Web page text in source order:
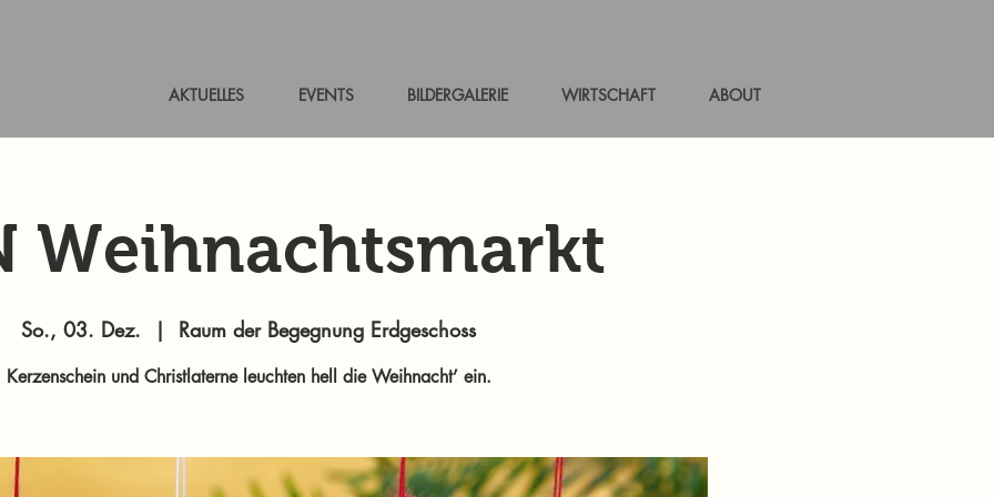
AKTUELLES EVENTS BILDERGALERIE WIRTSCHAFT ABOUT
Weihnachtsmarkt
So., 03. Dez.
  |
Raum der Begegnung Erdgeschoss
Kerzenschein und Christlaterne leuchten hell die Weihnacht’ ein.